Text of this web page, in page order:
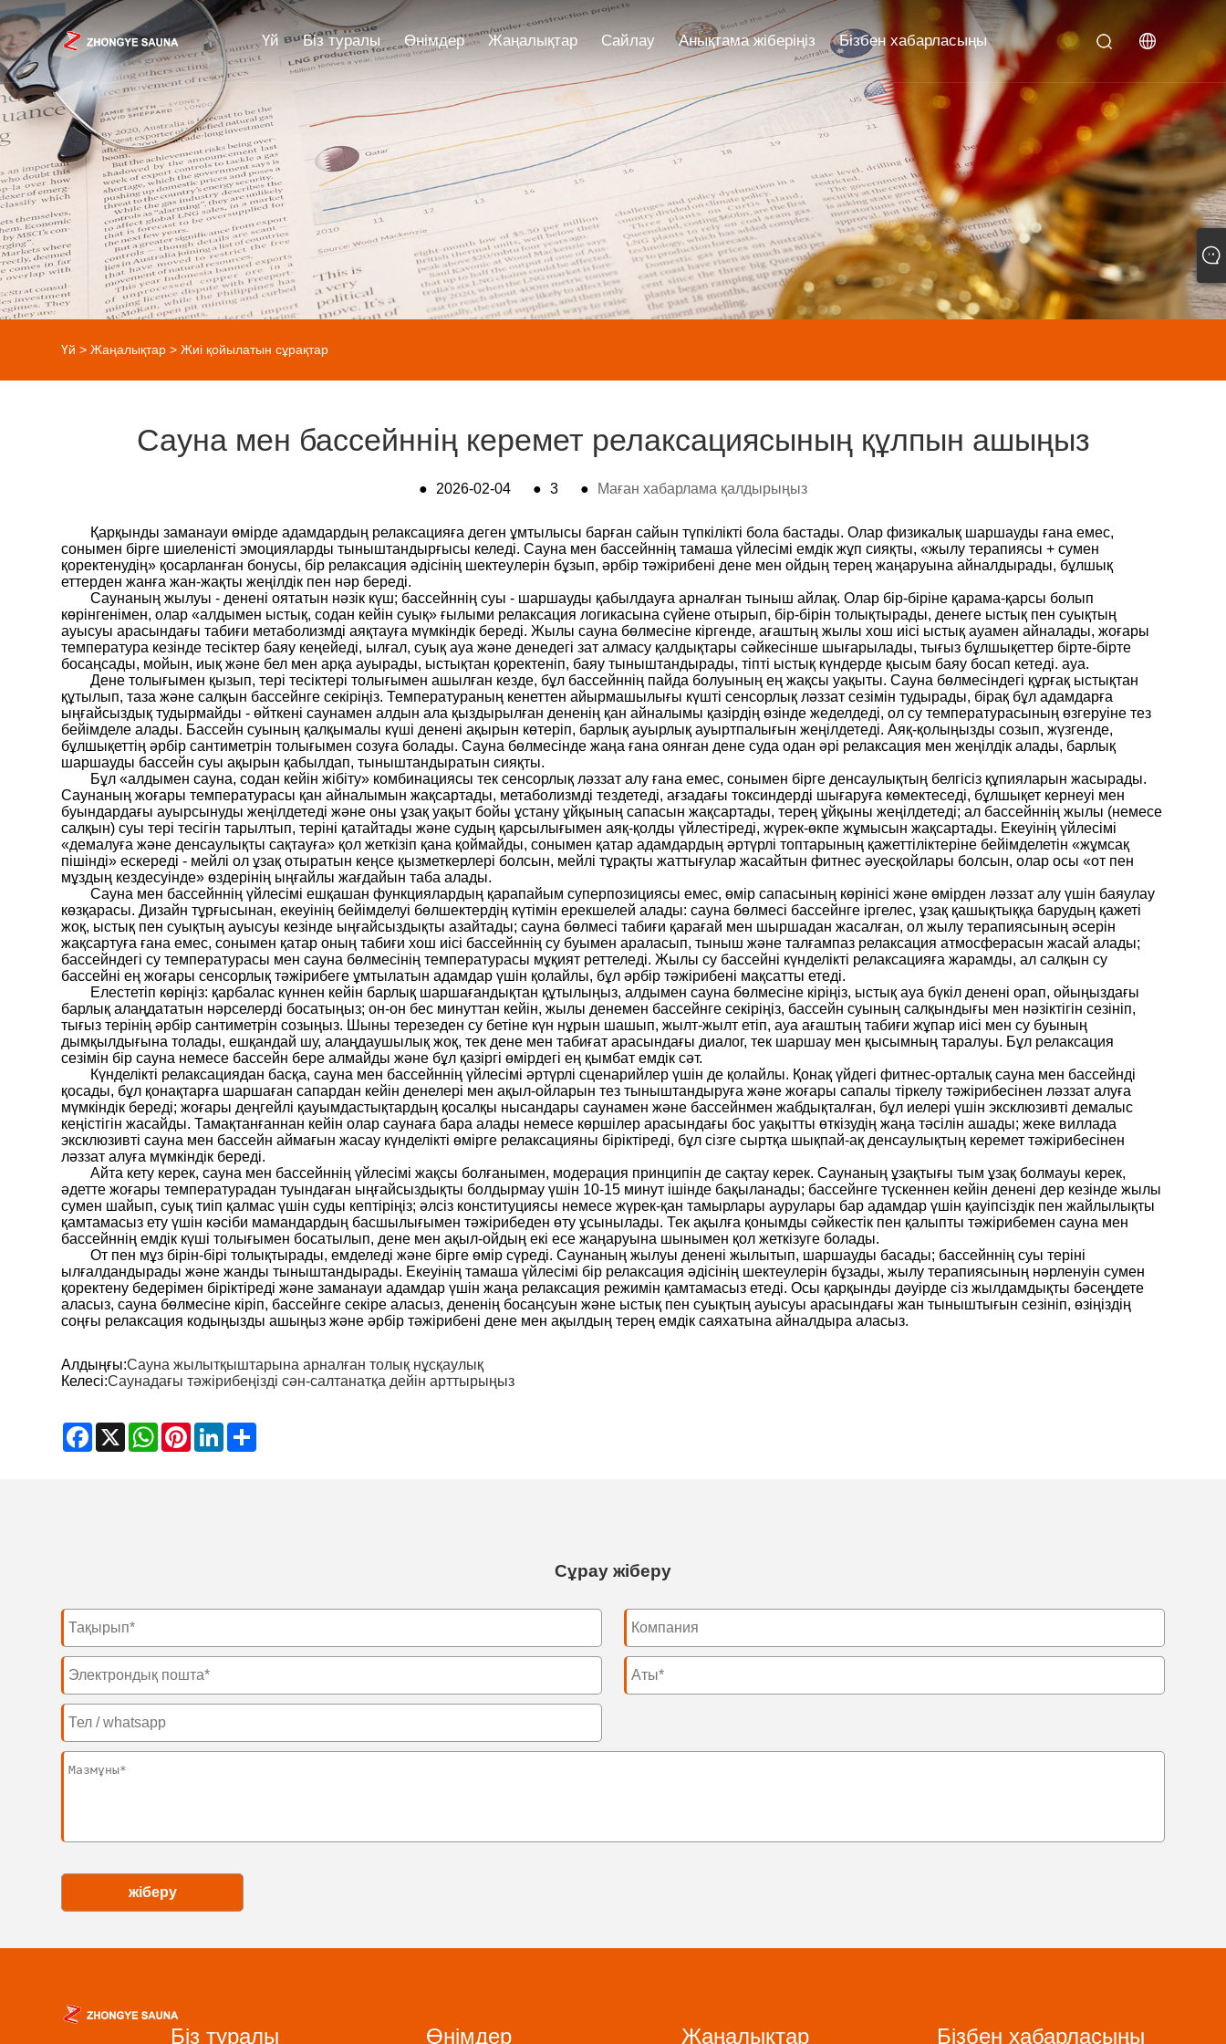
Үй Біз туралы Өнімдер Жаңалықтар Сайлау Анықтама жіберіңіз Бізбен хабарласыңы
Үй > Жаңалықтар >Жиі қойылатын сұрақтар
Сауна мен бассейннің керемет релаксациясының құлпын ашыңыз
● 2026-02-04 ● 3 ● Маған хабарлама қалдырыңыз
Қарқынды заманауи өмірде адамдардың релаксацияға деген ұмтылысы барған сайын түпкілікті бола бастады. Олар физикалық шаршауды ғана емес,
сонымен бірге шиеленісті эмоцияларды тыныштандырғысы келеді. Сауна мен бассейннің тамаша үйлесімі емдік жұп сияқты, «жылу терапиясы + сумен
қоректенудің» қосарланған бонусы, бір релаксация әдісінің шектеулерін бұзып, әрбір тәжірибені дене мен ойдың терең жаңаруына айналдырады, бұлшық
еттерден жанға жан-жақты жеңілдік пен нәр береді.
Саунаның жылуы - денені оятатын нәзік күш; бассейннің суы - шаршауды қабылдауға арналған тыныш айлақ. Олар бір-біріне қарама-қарсы болып
көрінгенімен, олар «алдымен ыстық, содан кейін суық» ғылыми релаксация логикасына сүйене отырып, бір-бірін толықтырады, денеге ыстық пен суықтың
ауысуы арасындағы табиғи метаболизмді аяқтауға мүмкіндік береді. Жылы сауна бөлмесіне кіргенде, ағаштың жылы хош иісі ыстық ауамен айналады, жоғары
температура кезінде тесіктер баяу кеңейеді, ылғал, суық ауа және денедегі зат алмасу қалдықтары сәйкесінше шығарылады, тығыз бұлшықеттер бірте-бірте
босаңсады, мойын, иық және бел мен арқа ауырады, ыстықтан қоректеніп, баяу тыныштандырады, тіпті ыстық күндерде қысым баяу босап кетеді. ауа.
Дене толығымен қызып, тері тесіктері толығымен ашылған кезде, бұл бассейннің пайда болуының ең жақсы уақыты. Сауна бөлмесіндегі құрғақ ыстықтан
құтылып, таза және салқын бассейнге секіріңіз. Температураның кенеттен айырмашылығы күшті сенсорлық ләззат сезімін тудырады, бірақ бұл адамдарға
ыңғайсыздық тудырмайды - өйткені саунамен алдын ала қыздырылған дененің қан айналымы қазірдің өзінде жеделдеді, ол су температурасының өзгеруіне тез
бейімделе алады. Бассейн суының қалқымалы күші денені ақырын көтеріп, барлық ауырлық ауыртпалығын жеңілдетеді. Аяқ-қолыңызды созып, жүзгенде,
бұлшықеттің әрбір сантиметрін толығымен созуға болады. Сауна бөлмесінде жаңа ғана оянған дене суда одан әрі релаксация мен жеңілдік алады, барлық
шаршауды бассейн суы ақырын қабылдап, тыныштандыратын сияқты.
Бұл «алдымен сауна, содан кейін жібіту» комбинациясы тек сенсорлық ләззат алу ғана емес, сонымен бірге денсаулықтың белгісіз құпияларын жасырады.
Саунаның жоғары температурасы қан айналымын жақсартады, метаболизмді тездетеді, ағзадағы токсиндерді шығаруға көмектеседі, бұлшықет кернеуі мен
буындардағы ауырсынуды жеңілдетеді және оны ұзақ уақыт бойы ұстану ұйқының сапасын жақсартады, терең ұйқыны жеңілдетеді; ал бассейннің жылы (немесе
салқын) суы тері тесігін тарылтып, теріні қатайтады және судың қарсылығымен аяқ-қолды үйлестіреді, жүрек-өкпе жұмысын жақсартады. Екеуінің үйлесімі
«демалуға және денсаулықты сақтауға» қол жеткізіп қана қоймайды, сонымен қатар адамдардың әртүрлі топтарының қажеттіліктеріне бейімделетін «жұмсақ
пішінді» ескереді - мейлі ол ұзақ отыратын кеңсе қызметкерлері болсын, мейлі тұрақты жаттығулар жасайтын фитнес әуесқойлары болсын, олар осы «от пен
мұздың кездесуінде» өздерінің ыңғайлы жағдайын таба алады.
Сауна мен бассейннің үйлесімі ешқашан функциялардың қарапайым суперпозициясы емес, өмір сапасының көрінісі және өмірден ләззат алу үшін баяулау
көзқарасы. Дизайн тұрғысынан, екеуінің бейімделуі бөлшектердің күтімін ерекшелей алады: сауна бөлмесі бассейнге іргелес, ұзақ қашықтыққа барудың қажеті
жоқ, ыстық пен суықтың ауысуы кезінде ыңғайсыздықты азайтады; сауна бөлмесі табиғи қарағай мен шыршадан жасалған, ол жылу терапиясының әсерін
жақсартуға ғана емес, сонымен қатар оның табиғи хош иісі бассейннің су буымен араласып, тыныш және талғампаз релаксация атмосферасын жасай алады;
бассейндегі су температурасы мен сауна бөлмесінің температурасы мұқият реттеледі. Жылы су бассейні күнделікті релаксацияға жарамды, ал салқын су
бассейні ең жоғары сенсорлық тәжірибеге ұмтылатын адамдар үшін қолайлы, бұл әрбір тәжірибені мақсатты етеді.
Елестетіп көріңіз: қарбалас күннен кейін барлық шаршағандықтан құтылыңыз, алдымен сауна бөлмесіне кіріңіз, ыстық ауа бүкіл денені орап, ойыңыздағы
барлық алаңдататын нәрселерді босатыңыз; он-он бес минуттан кейін, жылы денемен бассейнге секіріңіз, бассейн суының салқындығы мен нәзіктігін сезініп,
тығыз терінің әрбір сантиметрін созыңыз. Шыны терезеден су бетіне күн нұрын шашып, жылт-жылт етіп, ауа ағаштың табиғи жұпар иісі мен су буының
дымқылдығына толады, ешқандай шу, алаңдаушылық жоқ, тек дене мен табиғат арасындағы диалог, тек шаршау мен қысымның таралуы. Бұл релаксация
сезімін бір сауна немесе бассейн бере алмайды және бұл қазіргі өмірдегі ең қымбат емдік сәт.
Күнделікті релаксациядан басқа, сауна мен бассейннің үйлесімі әртүрлі сценарийлер үшін де қолайлы. Қонақ үйдегі фитнес-орталық сауна мен бассейнді
қосады, бұл қонақтарға шаршаған сапардан кейін денелері мен ақыл-ойларын тез тыныштандыруға және жоғары сапалы тіркелу тәжірибесінен ләззат алуға
мүмкіндік береді; жоғары деңгейлі қауымдастықтардың қосалқы нысандары саунамен және бассейнмен жабдықталған, бұл иелері үшін эксклюзивті демалыс
кеңістігін жасайды. Тамақтанғаннан кейін олар саунаға бара алады немесе көршілер арасындағы бос уақытты өткізудің жаңа тәсілін ашады; жеке виллада
эксклюзивті сауна мен бассейн аймағын жасау күнделікті өмірге релаксацияны біріктіреді, бұл сізге сыртқа шықпай-ақ денсаулықтың керемет тәжірибесінен
ләззат алуға мүмкіндік береді.
Айта кету керек, сауна мен бассейннің үйлесімі жақсы болғанымен, модерация принципін де сақтау керек. Саунаның ұзақтығы тым ұзақ болмауы керек,
әдетте жоғары температурадан туындаған ыңғайсыздықты болдырмау үшін 10-15 минут ішінде бақыланады; бассейнге түскеннен кейін денені дер кезінде жылы
сумен шайып, суық тиіп қалмас үшін суды кептіріңіз; әлсіз конституциясы немесе жүрек-қан тамырлары аурулары бар адамдар үшін қауіпсіздік пен жайлылықты
қамтамасыз ету үшін кәсіби мамандардың басшылығымен тәжірибеден өту ұсынылады. Тек ақылға қонымды сәйкестік пен қалыпты тәжірибемен сауна мен
бассейннің емдік күші толығымен босатылып, дене мен ақыл-ойдың екі есе жаңаруына шынымен қол жеткізуге болады.
От пен мұз бірін-бірі толықтырады, емделеді және бірге өмір сүреді. Саунаның жылуы денені жылытып, шаршауды басады; бассейннің суы теріні
ылғалдандырады және жанды тыныштандырады. Екеуінің тамаша үйлесімі бір релаксация әдісінің шектеулерін бұзады, жылу терапиясының нәрленуін сумен
қоректену бедерімен біріктіреді және заманауи адамдар үшін жаңа релаксация режимін қамтамасыз етеді. Осы қарқынды дәуірде сіз жылдамдықты бәсеңдете
аласыз, сауна бөлмесіне кіріп, бассейнге секіре аласыз, дененің босаңсуын және ыстық пен суықтың ауысуы арасындағы жан тыныштығын сезініп, өзіңіздің
соңғы релаксация кодыңызды ашыңыз және әрбір тәжірибені дене мен ақылдың терең емдік саяхатына айналдыра аласыз.
Алдыңғы:Сауна жылытқыштарына арналған толық нұсқаулық
Келесі:Саунадағы тәжірибеңізді сән-салтанатқа дейін арттырыңыз
Facebook
X WhatsApp
PinterestLinkedIn
Сұрау жіберу
жіберу
Біз туралы Өнімдер Жаңалықтар Бізбен хабарласыңы